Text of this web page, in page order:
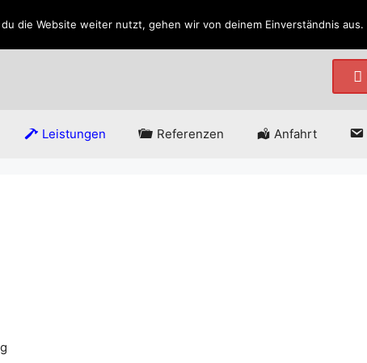
Leistungen Referenzen Anfahrt
die Website weiter nutzt, gehen wir von deinem Einverständnis aus.